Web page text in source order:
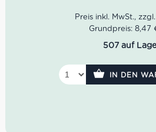
Blüten. Am Gaumen präsentiert
frisch, weich und ausgewogen
Venetien passt
Aperitivo-Momenten. Ein
Weißwein für alle, die
Grundpreis: 8,47
507 auf
IN DEN